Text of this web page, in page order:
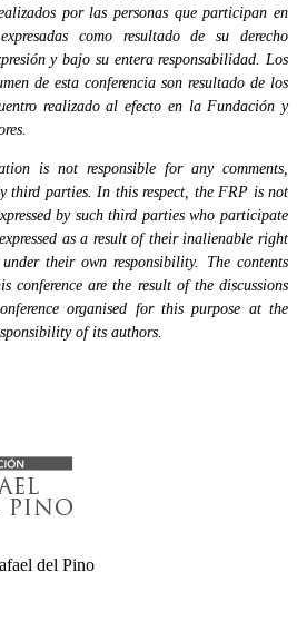
por las personas que participan en
como resultado de su derecho
y bajo su entera responsabilidad. Los
de esta conferencia son resultado de los
realizado al efecto en la Fundación y
is not responsible for any comments,
third parties. In this respect, the FRP is not
by such third parties who participate
as a result of their inalienable right
their own responsibility. The contents
conference are the result of the discussions
organised for this purpose at the
of its authors.
del Pino